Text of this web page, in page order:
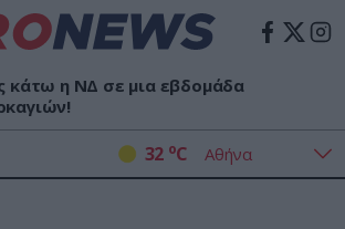
κάτω η ΝΔ σε μια εβδομάδα
32 oC